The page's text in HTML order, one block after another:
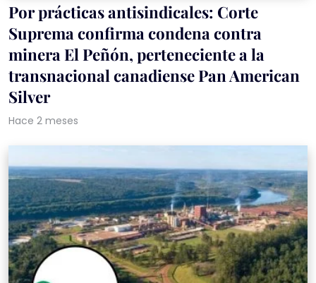
Por prácticas antisindicales: Corte
Suprema confirma condena contra
minera El Peñón, perteneciente a la
transnacional canadiense Pan American
Silver
Hace 2 meses